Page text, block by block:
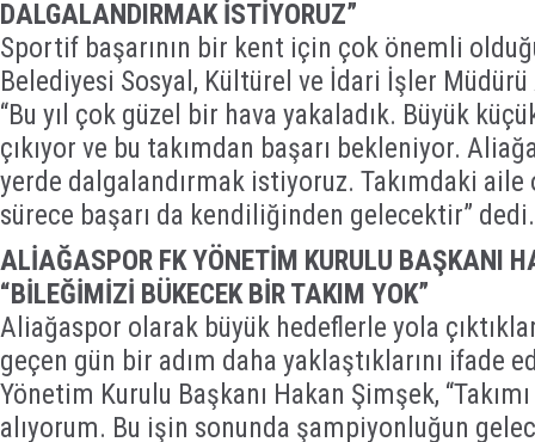
DALGALANDIRMAK İSTİYORUZ”
Sportif başarının bir kent için çok önemli
Belediyesi Sosyal, Kültürel ve İdari İşler
“Bu yıl çok güzel bir hava yakaladık. Büyük
çıkıyor ve bu takımdan başarı bekleniyor.
yerde dalgalandırmak istiyoruz. Takımdaki
sürece başarı da kendiliğinden gelecektir” dedi.
ALİAĞASPOR FK YÖNETİM KURULU BAŞKANI
“BİLEĞİMİZİ BÜKECEK BİR TAKIM YOK”
Aliağaspor olarak büyük hedeflerle yola
geçen gün bir adım daha yaklaştıklarını ifade
Yönetim Kurulu Başkanı Hakan Şimşek,
alıyorum. Bu işin sonunda şampiyonluğun